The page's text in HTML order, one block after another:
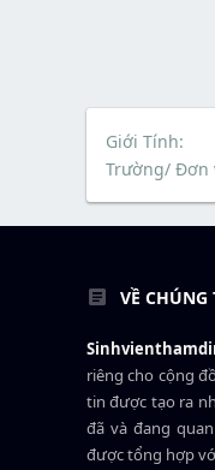
Giới Tính
Trường/ Đơn
VỀ CHÚNG
riêng cho cộng
tin được tạo ra
đã và đang
được tổng hợp